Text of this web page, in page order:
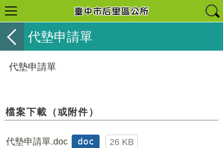
代墊申請單
代墊申請單
檔案下載（或附件）
代墊申請單.doc doc 26 KB